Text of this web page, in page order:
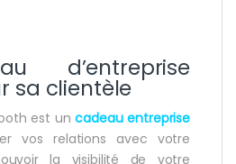
d’entreprise
sa clientèle
est uncadeau entreprise
vos relations avec votre
la visibilité de votre